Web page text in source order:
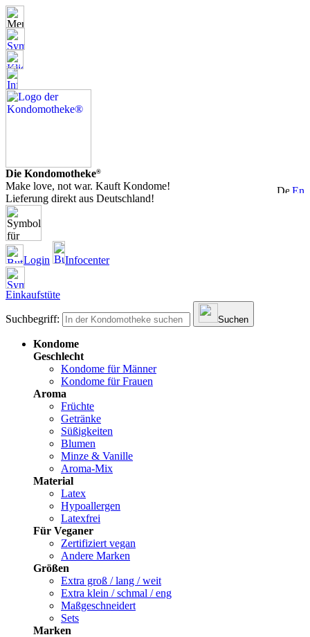
Die Kondomotheke®
Make love, not war. Kauft Kondome!
Lieferung direkt aus Deutschland!
Login Infocenter
Einkaufstüte
Suchbegriff: Suchen
Kondome
Geschlecht
Kondome für Männer
Kondome für Frauen
Aroma
Früchte
Getränke
Süßigkeiten
Blumen
Minze & Vanille
Aroma-Mix
Material
Latex
Hypoallergen
Latexfrei
Für Veganer
Zertifiziert vegan
Andere Marken
Größen
Extra groß / lang / weit
Extra klein / schmal / eng
Maßgeschneidert
Sets
Marken